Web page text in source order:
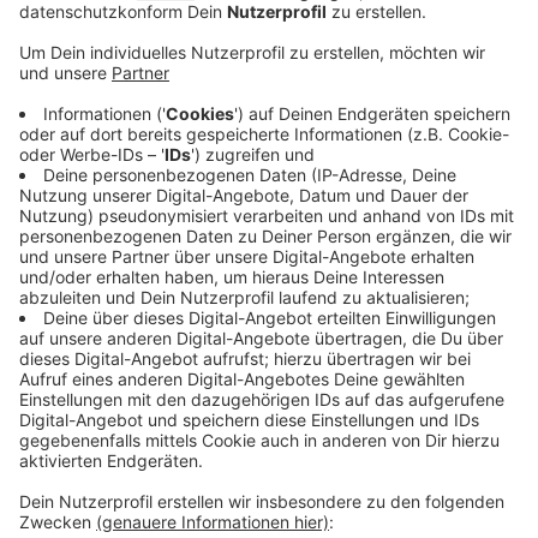
Anzeige
Zukunftsforum ländliche Entwicklung 2022
Anzeige
Wichtig ist aber auch, dass es so bleibt und darum
geht es heute und Morgen unter anderem beim
„Zukunftsforum ländliche Entwicklung 2022“. Viele
verschiedene Akteure schalten sich da ab Donnerstag
Mittag(27.01.) um 12.30 Uhr zusammen, um darüber zu
berichten, wie sie das Ehrenamt organisieren und
vernetzen und vielleicht dem ein oder anderen auf
diese Weise Ideen zu liefern.Wo Ihr Euch anmelden
könnt, findet Ihr hier.
Anzeige